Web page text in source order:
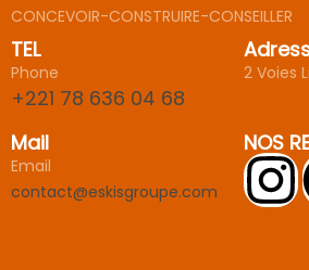
CONCEVOIR-CONSTRUIRE-CONSEILLER
TEL
Phone
+221 78 636 04 68
2 Voies
Mail
Email
contact@eskisgroupe.com
NOS